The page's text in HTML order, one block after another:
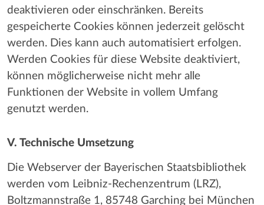
deaktivieren oder einschränken. Bereits
gespeicherte Cookies können jederzeit gelöscht
werden. Dies kann auch automatisiert erfolgen.
Werden Cookies für diese Website deaktiviert,
können möglicherweise nicht mehr alle
Funktionen der Website in vollem Umfang
genutzt werden.
V. Technische Umsetzung
Die Webserver der Bayerischen Staatsbibliothek
werden vom Leibniz-Rechenzentrum (LRZ),
Boltzmannstraße 1, 85748 Garching bei München